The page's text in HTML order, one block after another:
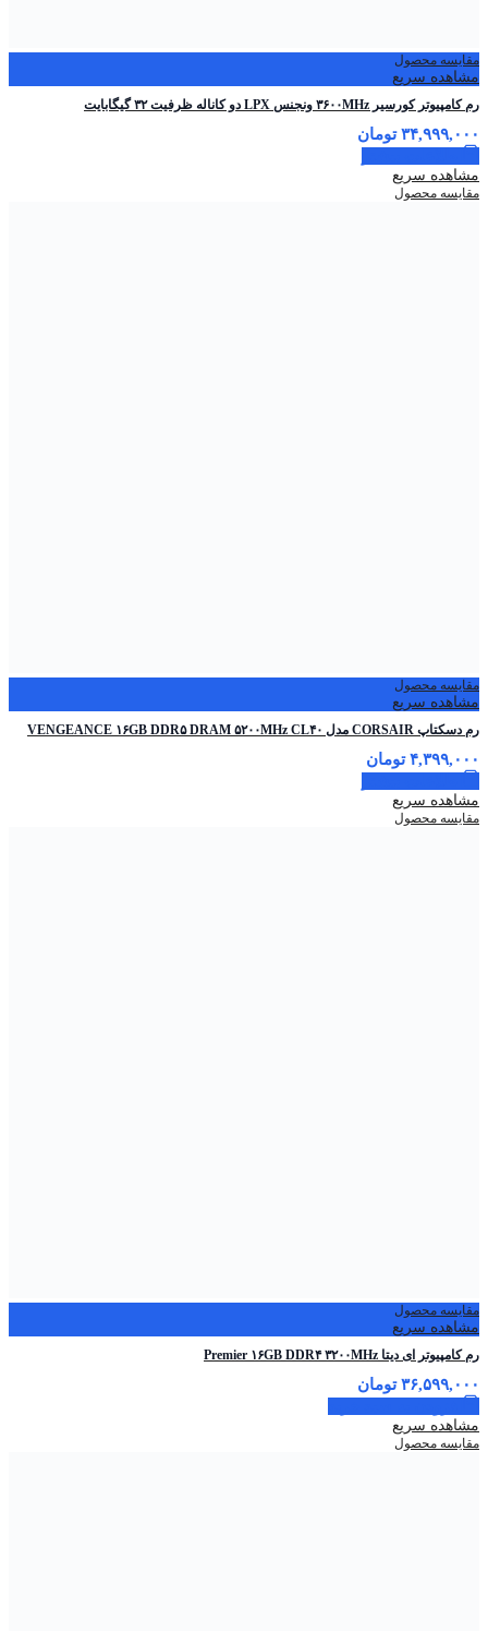
مقایسه محصول
مشاهده سریع
رم کامپیوتر کورسیر ۳۶۰۰MHz ونجنس LPX دو کاناله ظرفیت ۳۲ گیگابایت
۳۴,۹۹۹,۰۰۰ تومان
مشاهده سریع
مقایسه محصول
مقایسه محصول
مشاهده سریع
رم دسکتاپ CORSAIR مدل VENGEANCE ۱۶GB DDR۵ DRAM ۵۲۰۰MHz CL۴۰
۴,۳۹۹,۰۰۰ تومان
مشاهده سریع
مقایسه محصول
مقایسه محصول
مشاهده سریع
رم کامپیوتر ای دیتا Premier ۱۶GB DDR۴ ۳۲۰۰MHz
۳۶,۵۹۹,۰۰۰ تومان
مشاهده سریع
مقایسه محصول